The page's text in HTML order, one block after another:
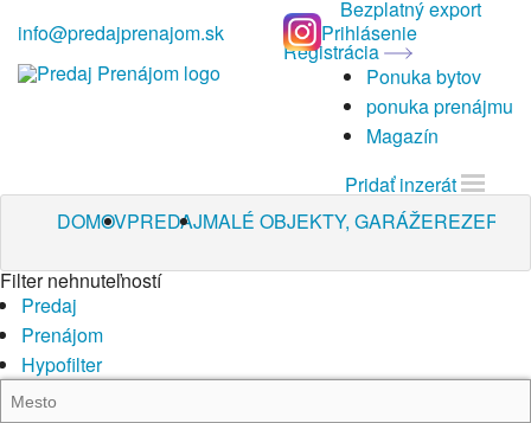
info@predajprenajom.sk
Bezplatný export
Prihlásenie
Registrácia
Ponuka bytov
ponuka prenájmu
Magazín
Pridať inzerát
DOMOVPREDAJMALÉ OBJEKTY, GARÁŽE
Filter nehnuteľností
Predaj
Prenájom
Hypofilter